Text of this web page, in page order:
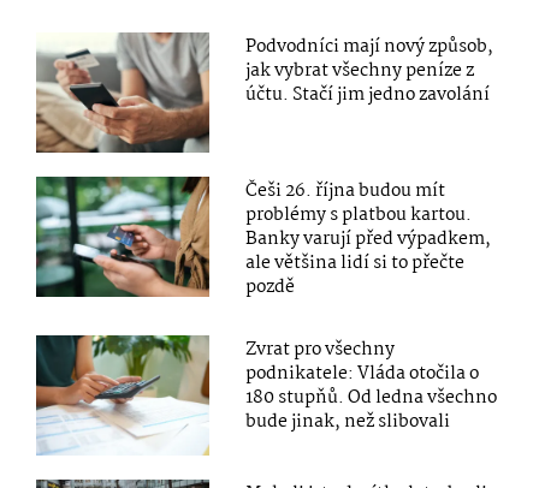
Podvodníci mají nový způsob,
jak vybrat všechny peníze z
účtu. Stačí jim jedno zavolání
Češi 26. října budou mít
problémy s platbou kartou.
Banky varují před výpadkem,
ale většina lidí si to přečte
pozdě
Zvrat pro všechny
podnikatele: Vláda otočila o
180 stupňů. Od ledna všechno
bude jinak, než slibovali